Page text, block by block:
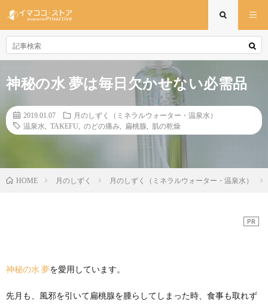
神秘の水 夢は毎日欠かせない必需品
2019.01.07
月のしずく（ミネラルウォーター・温泉水）
温泉水
TAKEFU のどの痛み 扁桃腺 肌の乾燥
HOME 月のしずく 月のしずく（ミネラルウォーター・温泉水）
PR
神秘の水 夢を愛用しています。
先月も、風邪を引いて扁桃腺を腫らしてしまった時、食事も取れず